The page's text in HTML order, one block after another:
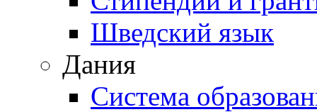
Шведский язык
Дания
Система